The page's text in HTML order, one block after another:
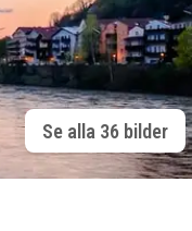
Se alla 36 bilder